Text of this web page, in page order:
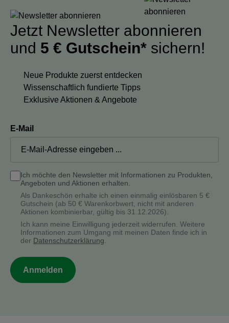
Jetzt Newsletter abonnieren
und 5 € Gutschein* sichern!
Neue Produkte zuerst entdecken
Wissenschaftlich fundierte Tipps
Exklusive Aktionen & Angebote
E-Mail
Ich möchte den Newsletter mit Informationen zu Produkten,
Angeboten und Aktionen erhalten.
Als Dankeschön erhalte ich einen einmalig einlösbaren 5 €
Gutschein (ab 50 € Warenkorbwert, nicht mit anderen
Aktionen kombinierbar, gültig bis 31.12.2026).
Ich kann meine Einwilligung jederzeit widerrufen. Weitere
Informationen zum Umgang mit meinen Daten finde ich in
der Datenschutzerklärung.
Anmelden